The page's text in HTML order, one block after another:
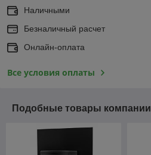
Наличными
Безналичный расчет
Онлайн-оплата
Все условия оплаты
Подобные товары компании